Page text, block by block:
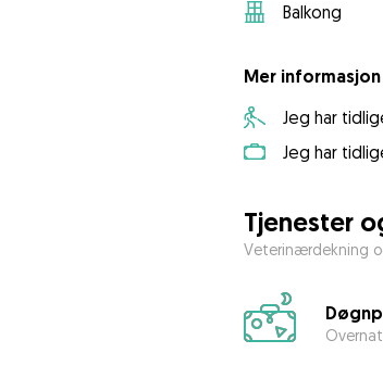
Balkong
Mer informasjon
Jeg har
Jeg har
Tjenester
Veterinærdekning